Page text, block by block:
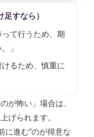
すなら）
って行うため、期
」
けるため、慎重に
が怖い」場合は、
げられます。
に進む”のが得意な